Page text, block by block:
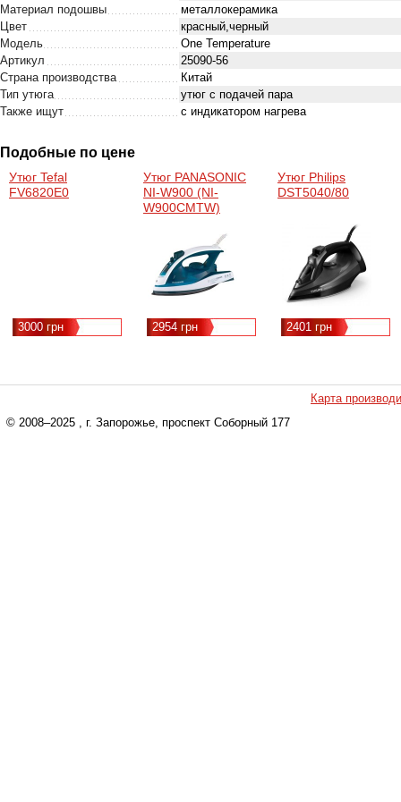
Материал подошвы
металлокерамика
Цвет
красный,черный
Модель
One Temperature
Артикул
25090-56
Страна производства
Китай
Тип утюга
утюг с подачей пара
Также ищут
с индикатором нагрева
Подобные по цене
Утюг Tefal
FV6820E0
3000 грн
Утюг PANASONIC
NI-W900 (NI-
W900CMTW)
2954 грн
Утюг Philips
DST5040/80
2401 грн
Карта
© 2008–2025 , г. Запорожье, проспект Соборный 177